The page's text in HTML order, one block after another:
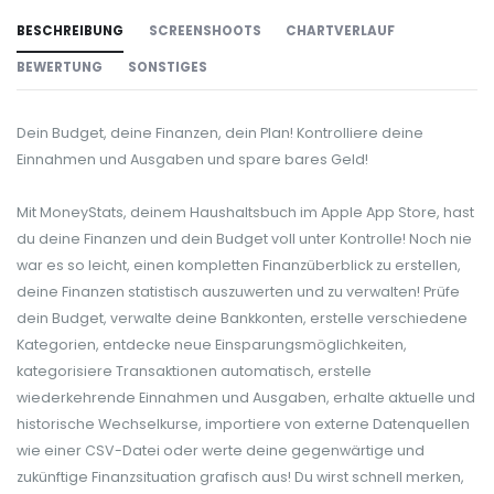
BESCHREIBUNG SCREENSHOOTS CHARTVERLAUF
BEWERTUNG SONSTIGES
Dein Budget, deine Finanzen, dein Plan! Kontrolliere deine
Einnahmen und Ausgaben und spare bares Geld!
Mit MoneyStats, deinem Haushaltsbuch im Apple App Store, hast
du deine Finanzen und dein Budget voll unter Kontrolle! Noch nie
war es so leicht, einen kompletten Finanzüberblick zu erstellen,
deine Finanzen statistisch auszuwerten und zu verwalten! Prüfe
dein Budget, verwalte deine Bankkonten, erstelle verschiedene
Kategorien, entdecke neue Einsparungsmöglichkeiten,
kategorisiere Transaktionen automatisch, erstelle
wiederkehrende Einnahmen und Ausgaben, erhalte aktuelle und
historische Wechselkurse, importiere von externe Datenquellen
wie einer CSV-Datei oder werte deine gegenwärtige und
zukünftige Finanzsituation grafisch aus! Du wirst schnell merken,